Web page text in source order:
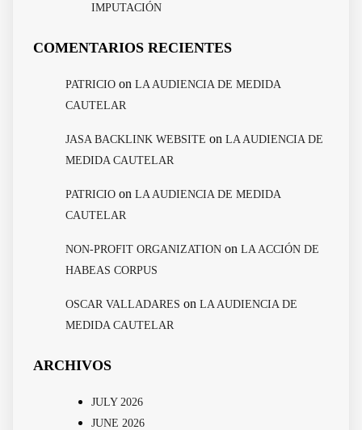
IMPUTACIÓN
COMENTARIOS RECIENTES
PATRICIO on LA AUDIENCIA DE MEDIDA
CAUTELAR
JASA BACKLINK WEBSITE on LA AUDIENCIA DE
MEDIDA CAUTELAR
PATRICIO on LA AUDIENCIA DE MEDIDA
CAUTELAR
NON-PROFIT ORGANIZATION on LA ACCIÓN DE
HABEAS CORPUS
OSCAR VALLADARES on LA AUDIENCIA DE
MEDIDA CAUTELAR
ARCHIVOS
JULY 2026
JUNE 2026